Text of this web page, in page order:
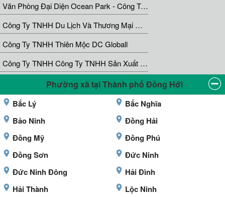
Văn Phòng Đại Diện Ocean Park - Công Ty Cổ Phần Đầu Tư Và Phát Triển Đô Thị Azgroup Miền Bắc
Công Ty TNHH Du Lịch Và Thương Mại Quảng Trị Smile Travel
Công Ty TNHH Thiên Mộc DC Globall
Công Ty TNHH Công Ty TNHH Sản Xuất Và Thương Mại Panova
Phường xã tại Thành phố Đồng Hới
Bắc Lý
Bắc Nghĩa
Bảo Ninh
Đồng Hải
Đồng Mỹ
Đồng Phú
Đồng Sơn
Đức Ninh
Đức Ninh Đông
Hải Đình
Hải Thành
Lộc Ninh